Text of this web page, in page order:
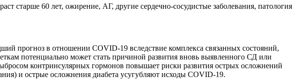
старше 60 лет, ожирение, АГ, другие сердечно-сосудистые заболевания, патология
прогноз в отношении COVID-19 вследствие комплекса связанных состояний,
потенциально может стать причиной развития вновь выявленного СД или
контринсулярных гормонов повышает риски развития острых осложнений
и острые осложнения диабета усугубляют исходы COVID-19.